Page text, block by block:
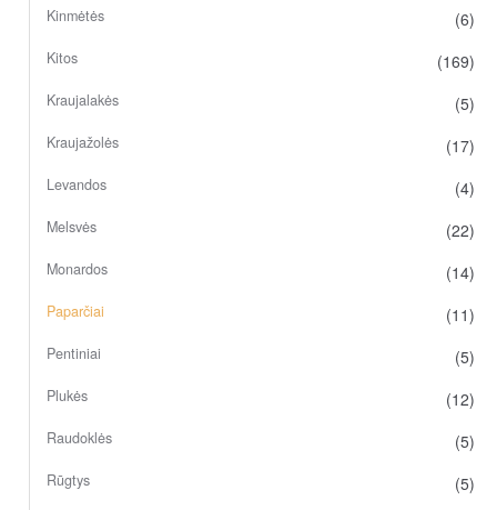
Kinmėtės (6)
Kitos (169)
Kraujalakės (5)
Kraujažolės (17)
Levandos (4)
Melsvės (22)
Monardos (14)
Paparčiai (11)
Pentiniai (5)
Plukės (12)
Raudoklės (5)
Rūgtys (5)